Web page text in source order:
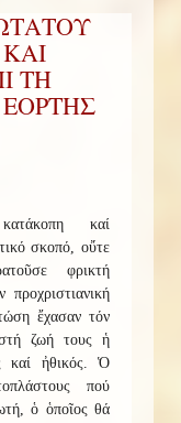
ΤΗ
καί
σκοπό, οὔτε
φρικτή
ἔχασαν τόν
ζωή τους ἡ
καί ἠθικός. Ὁ
πού
ὁ ὁποῖος θά